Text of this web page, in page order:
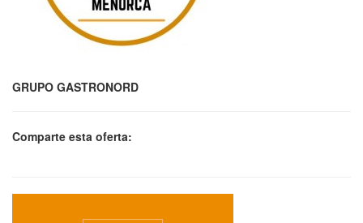
GRUPO GASTRONORD
Comparte esta oferta: